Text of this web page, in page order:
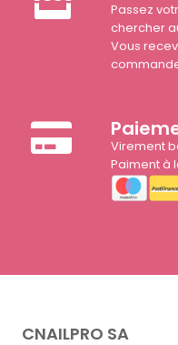
Passez
chercher
Vous
Virement
Paiment à
CNAILPRO SA